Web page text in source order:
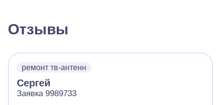
Отзывы
ремонт тв-антенн
Сергей
Заявка 9989733